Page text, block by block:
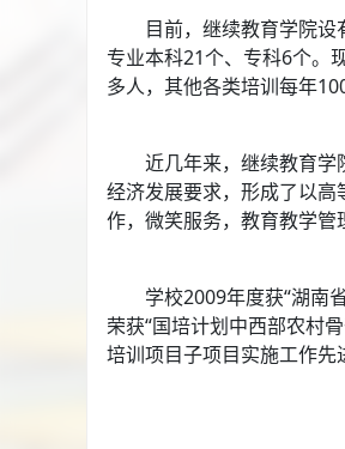
目前，继续教育学院设
专业本科21个、专科6个。
多人，其他各类培训每年
近几年来，继续教育学
经济发展要求，形成了以
作，微笑服务，教育教学管
学校2009年度获“湖南省
荣获“国培计划中西部农村
培训项目子项目实施工作先